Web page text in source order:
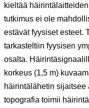
kieltää
tutkimus ei ole
estävät fyysiset esteet.
tarkasteltiin fyysisen
osalta.
korkeus (1,5 m)
häirintälähetin sijaitsee
topografia toimii